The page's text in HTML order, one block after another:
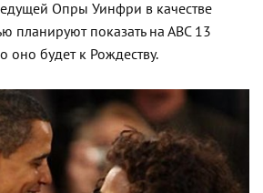
Опры Уинфри в качестве
планируют показать на АВС 13
оно будет к Рождеству.